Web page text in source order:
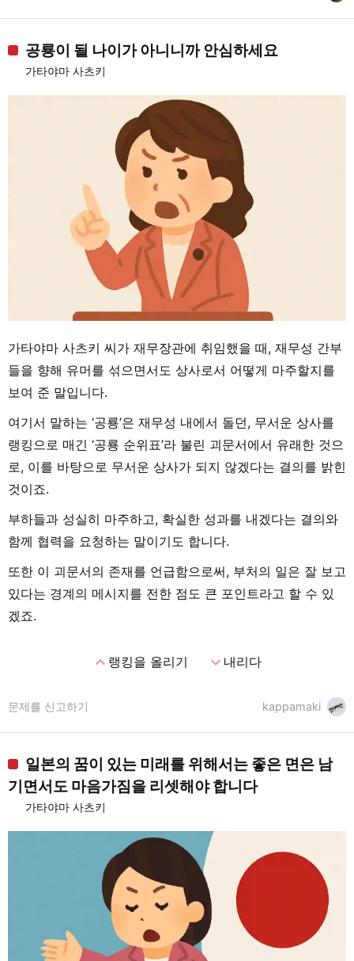
공룡이 될 나이가 아니니까 안심하세요
가타야마 사츠키
가타야마 사츠키 씨가 재무장관에 취임했을 때, 재무성 간부
들을 향해 유머를 섞으면서도 상사로서 어떻게 마주할지를
보여 준 말입니다.
여기서 말하는 ‘공룡’은 재무성 내에서 돌던, 무서운 상사를
랭킹으로 매긴 ‘공룡 순위표’라 불린 괴문서에서 유래한 것으
로, 이를 바탕으로 무서운 상사가 되지 않겠다는 결의를 밝힌
것이죠.
부하들과 성실히 마주하고, 확실한 성과를 내겠다는 결의와
함께 협력을 요청하는 말이기도 합니다.
또한 이 괴문서의 존재를 언급함으로써, 부처의 일은 잘 보고
있다는 경계의 메시지를 전한 점도 큰 포인트라고 할 수 있
겠죠.
expand_less랭킹을 올리기 expand_more내리다
kappamaki
문제를 신고하기
일본의 꿈이 있는 미래를 위해서는 좋은 면은 남
기면서도 마음가짐을 리셋해야 합니다
가타야마 사츠키